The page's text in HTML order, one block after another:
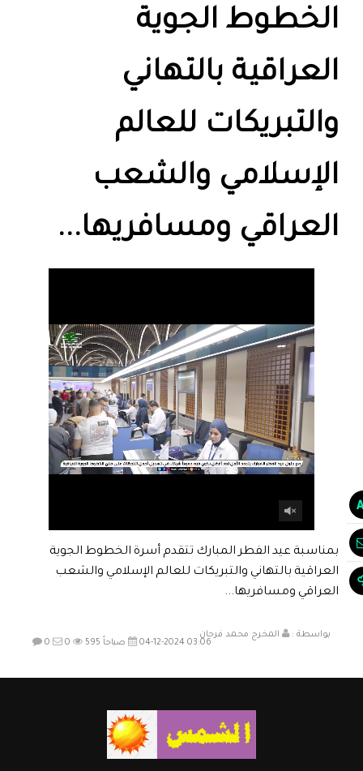
الخطوط الجوية
العراقية بالتهاني
والتبريكات للعالم
الإسلامي والشعب
العراقي ومسافريها...
بمناسبة عيد الفطر المبارك تتقدم أسرة الخطوط الجوية
العراقية بالتهاني والتبريكات للعالم الإسلامي والشعب
العراقي ومسافريها...
بواسطة :
المخرج محمد فرحان
04-12-2024 03:06 صباحاً
0 0 595